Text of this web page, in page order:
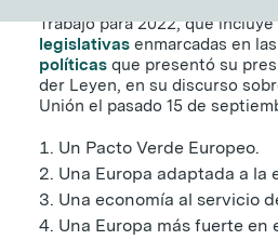
Trabajo para 2022, que incluye
legislativas enmarcadas en las
políticas que presentó su
der Leyen, en su discurso
Unión el pasado 15 de
Un Pacto Verde Europeo.
Una Europa adaptada a la
Una economía al servicio
Una Europa más fuerte en